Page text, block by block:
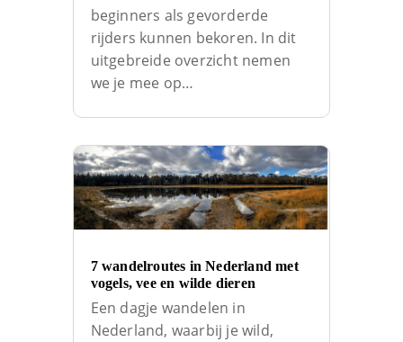
beginners als gevorderde
rijders kunnen bekoren. In dit
uitgebreide overzicht nemen
we je mee op…
7 wandelroutes in Nederland met
vogels, vee en wilde dieren
Een dagje wandelen in
Nederland, waarbij je wild,